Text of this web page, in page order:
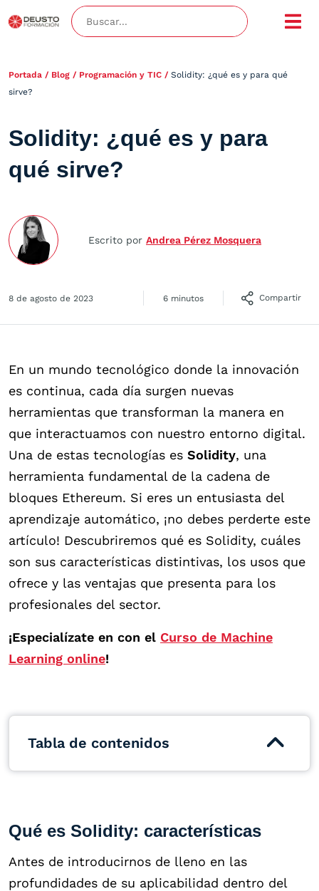
Portada / Blog / Programación y TIC / Solidity: ¿qué es y para qué
sirve?
Solidity: ¿qué es y para
qué sirve?
Escrito por Andrea Pérez Mosquera
8 de agosto de 2023 6 minutos Compartir
En un mundo tecnológico donde la innovación
es continua, cada día surgen nuevas
herramientas que transforman la manera en
que interactuamos con nuestro entorno digital.
Una de estas tecnologías es Solidity, una
herramienta fundamental de la cadena de
bloques Ethereum. Si eres un entusiasta del
aprendizaje automático, ¡no debes perderte este
artículo! Descubriremos qué es Solidity, cuáles
son sus características distintivas, los usos que
ofrece y las ventajas que presenta para los
profesionales del sector.
¡Especialízate en con el Curso de Machine
Learning online!
Tabla de contenidos
Qué es Solidity: características
Antes de introducirnos de lleno en las
profundidades de su aplicabilidad dentro del